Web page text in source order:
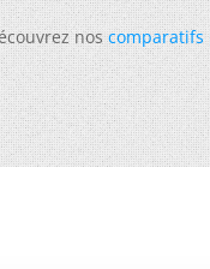
noscomparatifs